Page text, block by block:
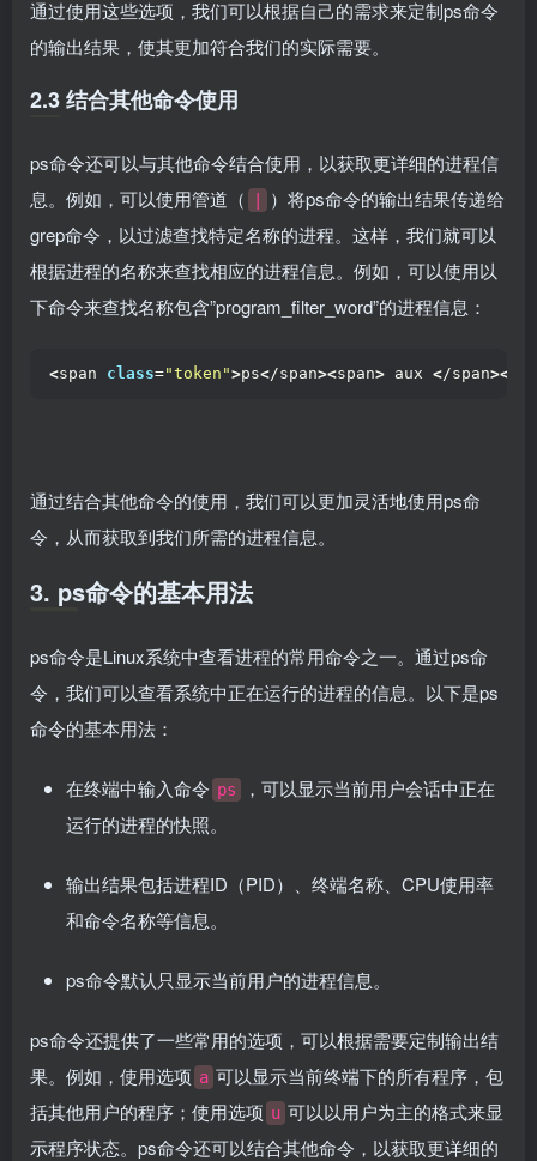
通过使用这些选项，我们可以根据自己的需求来定制ps命令
的输出结果，使其更加符合我们的实际需要。
2.3 结合其他命令使用
ps命令还可以与其他命令结合使用，以获取更详细的进程信
息。例如，可以使用管道（
）将ps命令的输出结果传递给
grep命令，以过滤查找特定名称的进程。这样，我们就可以
根据进程的名称来查找相应的进程信息。例如，可以使用以
下命令来查找名称包含”program_filter_word”的进程信息：
<span class="token">ps</span><span> aux </span><
通过结合其他命令的使用，我们可以更加灵活地使用ps命
令，从而获取到我们所需的进程信息。
3. ps命令的基本用法
ps命令是Linux系统中查看进程的常用命令之一。通过ps命
令，我们可以查看系统中正在运行的进程的信息。以下是ps
命令的基本用法：
在终端中输入命令 ps
，可以显示当前用户会话中正在
运行的进程的快照。
输出结果包括进程ID（PID）、终端名称、CPU使用率
和命令名称等信息。
ps命令默认只显示当前用户的进程信息。
ps命令还提供了一些常用的选项，可以根据需要定制输出结
果。例如，使用选项 a 可以显示当前终端下的所有程序，包
括其他用户的程序；使用选项 u 可以以用户为主的格式来显
示程序状态。ps命令还可以结合其他命令，以获取更详细的